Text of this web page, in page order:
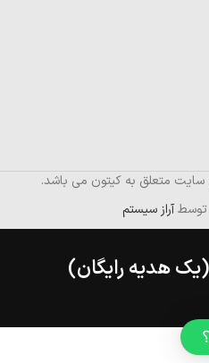
متعلق به کیتون می باشد.
توسطآراز سیستم
هدیه رایگان)